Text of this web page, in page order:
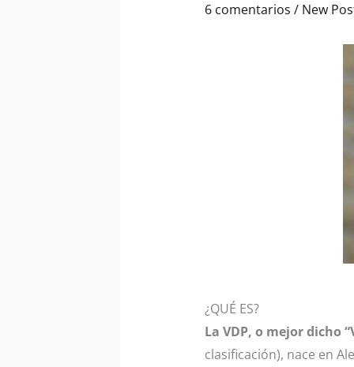
6 comentarios / New
¿QUÉ ES?
La VDP, o mejor dicho
clasificación), nace en